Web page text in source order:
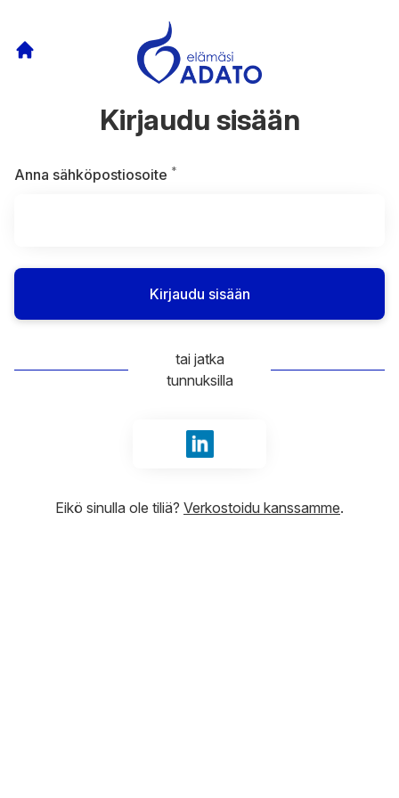
Kirjaudu sisään
Anna sähköpostiosoite *
Kirjaudu sisään
tai jatka
tunnuksilla
Kirjaudu sisään tunnuksilla
Eikö sinulla ole tiliä? Verkostoidu kanssamme.